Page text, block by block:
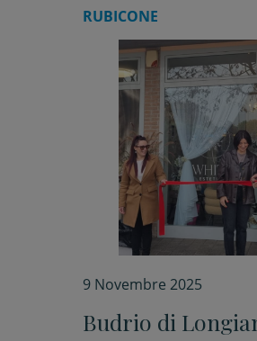
RUBICONE
9 Novembre 2025
Budrio di